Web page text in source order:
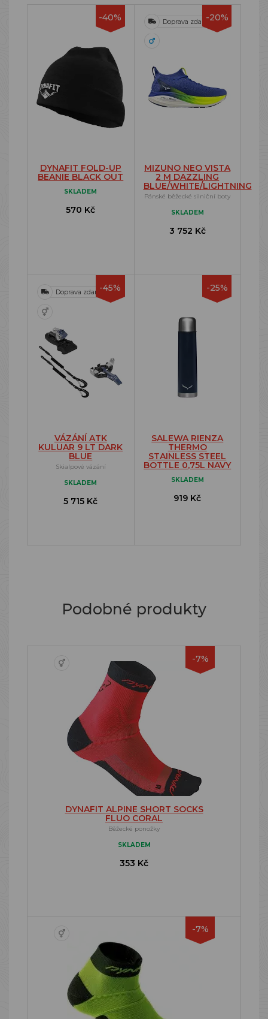
-40%
DYNAFIT FOLD-UP
BEANIE BLACK OUT
SKLADEM
570 Kč
-20%
Doprava zdarma
MIZUNO NEO VISTA
2 M DAZZLING
BLUE/WHITE/LIGHTNING
Pánské běžecké silniční boty
SKLADEM
3 752 Kč
-45%
Doprava zdarma
VÁZÁNÍ ATK
KULUAR 9 LT DARK
BLUE
Skialpové vázání
SKLADEM
5 715 Kč
-25%
SALEWA RIENZA
THERMO
STAINLESS STEEL
BOTTLE 0,75L NAVY
SKLADEM
919 Kč
Podobné produkty
-7%
DYNAFIT ALPINE SHORT SOCKS
FLUO CORAL
Běžecké ponožky
SKLADEM
353 Kč
-7%